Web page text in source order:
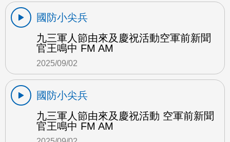
國防小尖兵
九三軍人節由來及慶祝活動空軍前新聞
官王鳴中 FM AM
2025/09/02
國防小尖兵
九三軍人節由來及慶祝活動 空軍前新聞
官王鳴中 FM AM